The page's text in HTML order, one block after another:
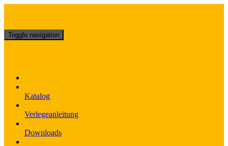
Toggle navigation
Katalog
Verlegeanleitung
Downloads